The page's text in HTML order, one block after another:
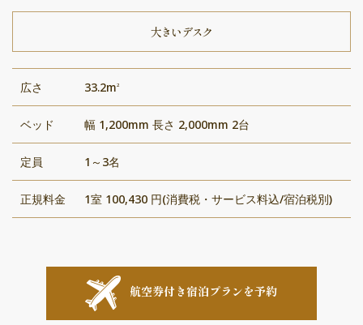
大きいデスク
広さ 33.2m2
ベッド 幅 1,200mm 長さ 2,000mm 2台
定員 1～3名
正規料金 1室 100,430 円(消費税・サービス料込/宿泊税別)
航空券付き宿泊プランを予約